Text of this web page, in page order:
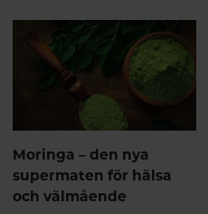
och PMS Kombinationen av
KSM66 och saffran kan även
lindra klimakteriebesvär och
PMS-symptom. Många upplever:
Ökad energi och libido Minskade
besvär kopplade till hormonella
svängningar Bättre känsla av
och vetenskapligt stöd KSM66
GOLD är välstuderat med över 60
publicerade studier och mer än
ensam. Här är tips för att hålla
igång semestermagen.
Moringa – den nya
supermaten för hälsa
och välmående